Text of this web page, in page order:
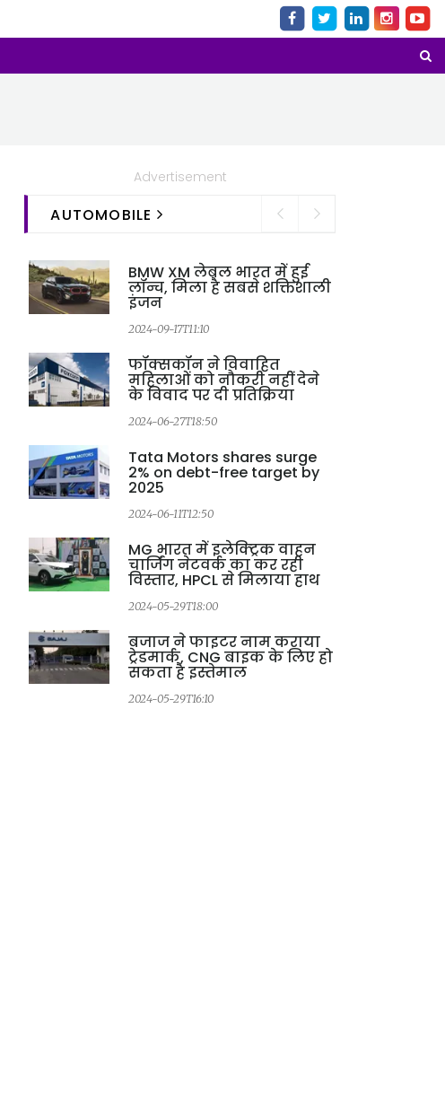
Advertisement
AUTOMOBILE
BMW XM लेबल भारत में हुई
लॉन्च, मिला है सबसे शक्तिशाली
इंजन
2024-09-17T11:10
फॉक्सकॉन ने विवाहित
महिलाओं को नौकरी नहीं देने
के विवाद पर दी प्रतिक्रिया
2024-06-27T18:50
Tata Motors shares surge
2% on debt-free target by
2025
2024-06-11T12:50
MG भारत में इलेक्ट्रिक वाहन
चार्जिंग नेटवर्क का कर रही
विस्तार, HPCL से मिलाया हाथ
2024-05-29T18:00
बजाज ने फाइटर नाम कराया
ट्रेडमार्क, CNG बाइक के लिए हो
सकता है इस्तेमाल
2024-05-29T16:10